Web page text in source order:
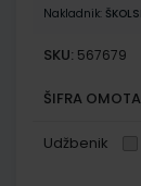
Nakladnik:
SKU: 567679
ŠIFRA
Udžbenik